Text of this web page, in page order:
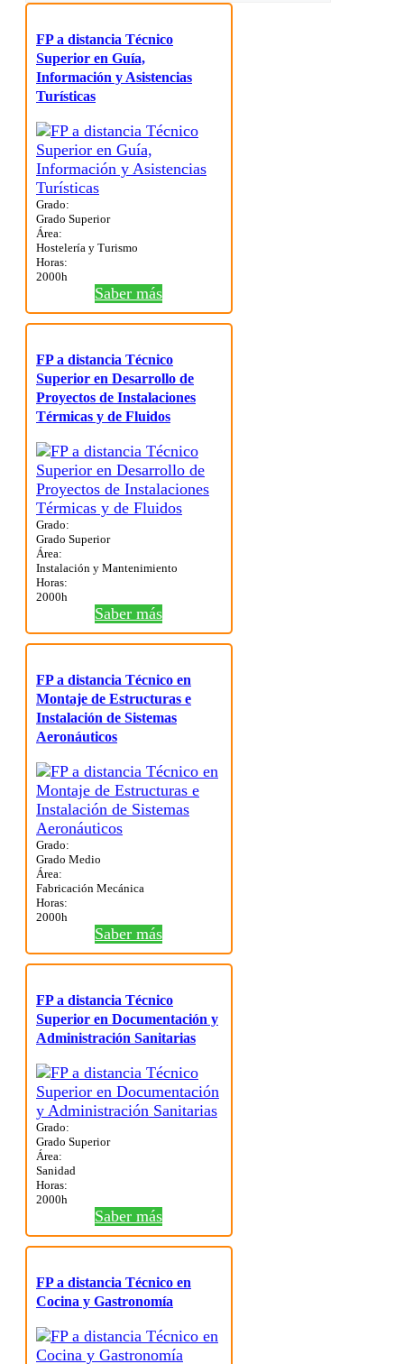
FP a distancia Técnico
Superior en Guía,
Información y Asistencias
Turísticas
Grado:
Grado Superior
Área:
Hostelería y Turismo
Horas:
2000h
Saber más
FP a distancia Técnico
Superior en Desarrollo de
Proyectos de Instalaciones
Térmicas y de Fluidos
Grado:
Grado Superior
Área:
Instalación y Mantenimiento
Horas:
2000h
Saber más
FP a distancia Técnico en
Montaje de Estructuras e
Instalación de Sistemas
Aeronáuticos
Grado:
Grado Medio
Área:
Fabricación Mecánica
Horas:
2000h
Saber más
FP a distancia Técnico
Superior en Documentación y
Administración Sanitarias
Grado:
Grado Superior
Área:
Sanidad
Horas:
2000h
Saber más
FP a distancia Técnico en
Cocina y Gastronomía